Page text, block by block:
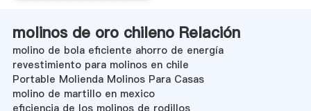
molinos de oro chileno Relación
molino de bola eficiente ahorro de energía
revestimiento para molinos en chile
Portable Molienda Molinos Para Casas
molino de martillo en mexico
eficiencia de los molinos de rodillos